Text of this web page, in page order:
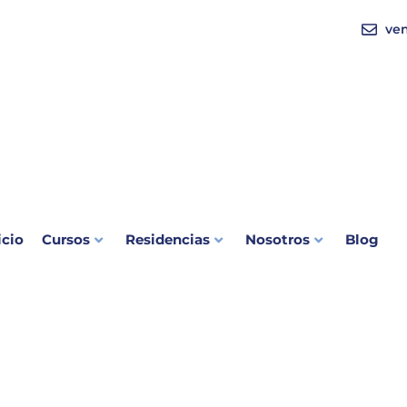
Cursos Residencias Nosotros Blog